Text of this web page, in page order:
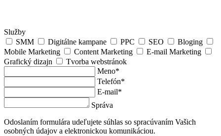
Služby
SMM
Digitálne kampane PPC SEO
Bloging
Mobile Marketing
Content Marketing
E-mail Marketing
Grafický dizajn
Tvorba webstránok
Meno*
Telefón*
E-mail*
Správa
Odoslaním formulára udeľujete súhlas so spracúvaním Vašich
osobných údajov a elektronickou komunikáciou.